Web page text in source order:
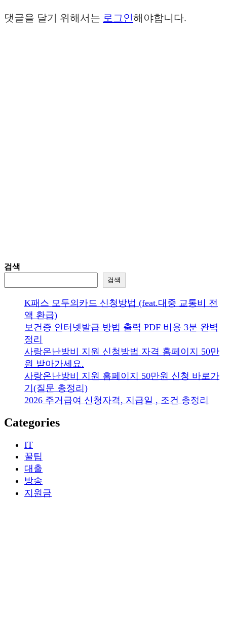
댓글을 달기 위해서는 로그인해야합니다.
검색
검색
K패스 모두의카드 신청방법 (feat.대중 교통비 전
액 환급)
보건증 인터넷발급 방법 출력 PDF 비용 3분 완벽
정리
사랑온난방비 지원 신청방법 자격 홈페이지 50만
원 받아가세요.
사랑온난방비 지원 홈페이지 50만원 신청 바로가
기(질문 총정리)
2026 주거급여 신청자격, 지급일 , 조건 총정리
Categories
IT
꿀팁
대출
방송
지원금